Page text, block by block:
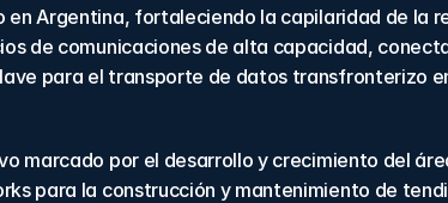
Argentina, fortaleciendo la capilaridad de la
de comunicaciones de alta capacidad,
para el transporte de datos transfronterizo
marcado por el desarrollo y crecimiento del
para la construcción y mantenimiento de